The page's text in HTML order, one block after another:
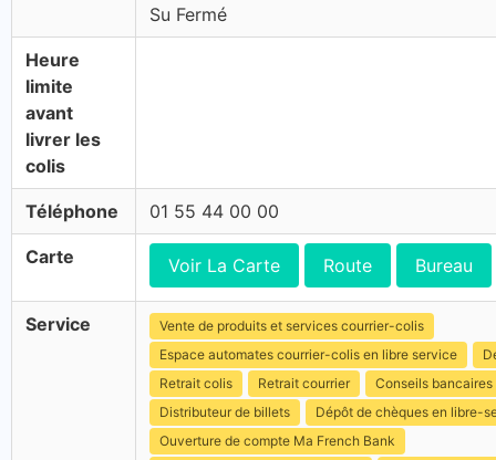
Su Fermé
Heure
limite
avant
livrer les
colis
Téléphone 01 55 44 00 00
Carte Voir La Carte Route Bureau
Service
Vente de produits et services courrier-colis
Espace automates courrier-colis en libre service
Retrait colis
Retrait courrier
Conseils bancaires
Distributeur de billets
Dépôt de chèques en libre-
Ouverture de compte Ma French Bank